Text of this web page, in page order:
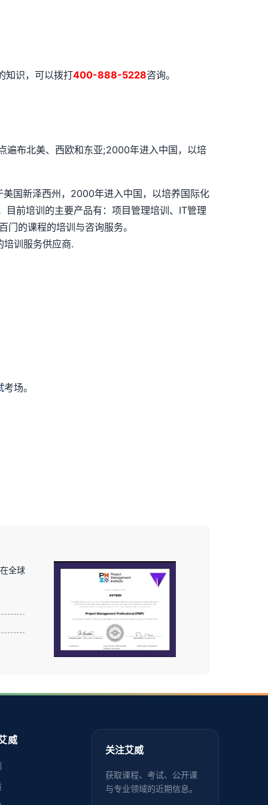
知识，可以拨打400-888-5228咨询。
布北美、西欧和东亚;2000年进入中国，以培
国新泽西州，2000年进入中国，以培养国际化
前培训的主要产品有：项目管理培训、IT管理
的课程的培训与咨询服务。
训服务供应商.
考场。
全球
威
关注艾威
获取课程、考试、公开课
与专业领域的近期信息。